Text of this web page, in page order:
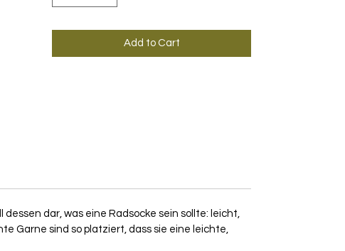
Add to Cart
dar, was eine Radsocke sein sollte: leicht,
Garne sind so platziert, dass sie eine leichte,